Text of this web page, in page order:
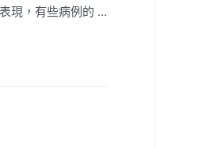
現，有些病例的 …